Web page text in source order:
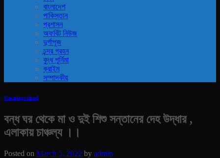
বাংলাদেশ
পাকিস্তান
প্রশাসন
অফবিট নিউজ
দুর্গাপূজ
চন্দ্র গ্রহন
বুদ্ধ পূর্নিমা
ক্রাইম
সম্পাদকীয়
Uncategorized
বন্ধ ঘর থেকে মা ও দুই শিশু সন্তানের দেহ উদ্ধার ,
এলাকায় চাঞ্চল্য ।।
Posted on March 5, 2022 by admin